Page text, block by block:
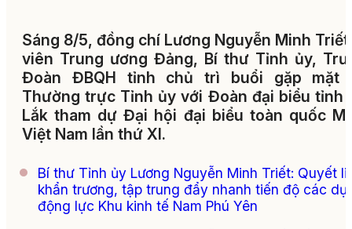
Sáng 8/5, đồng chí Lương Nguyễn Minh
viên Trung ương Đảng, Bí thư Tỉnh ủy,
Đoàn ĐBQH tỉnh chủ trì buổi gặp mặt
Thường trực Tỉnh ủy với Đoàn đại biểu tỉnh
Lắk tham dự Đại hội đại biểu toàn quốc
Việt Nam lần thứ XI.
Bí thư Tỉnh ủy Lương Nguyễn Minh Triết: Quyết
khẩn trương, tập trung đẩy nhanh tiến độ các dự
động lực Khu kinh tế Nam Phú Yên